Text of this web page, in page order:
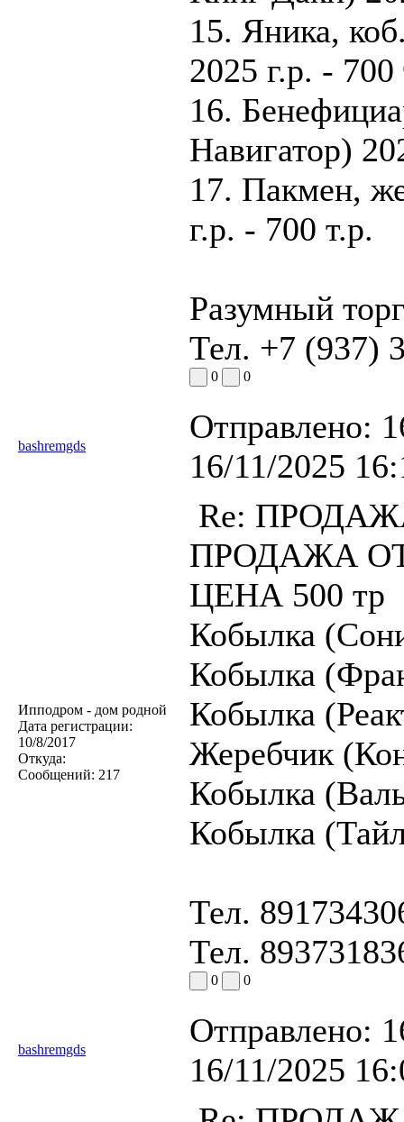
15. Яника,
2025 г.р. - 700
16.
Навигатор)
17. Пакмен,
г.р. - 700 т.р.
Разумный
Тел. +7 (937)
0 0
bashremgds
Отправлено:
16/11/2025
Ипподром - дом родной
Дата регистрации:
10/8/2017
Откуда:
Сообщений: 217
Re:
ПРОДАЖА
ЦЕНА 500 тр
Кобылка
Кобылка
Кобылка
Жеребчик
Кобылка
Кобылка
Тел.
Тел.
0 0
bashremgds
Отправлено:
16/11/2025